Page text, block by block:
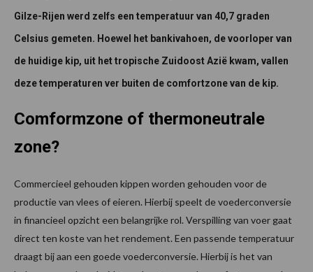
Gilze-Rijen werd zelfs een temperatuur van 40,7 graden
Celsius gemeten. Hoewel het bankivahoen, de voorloper van
de huidige kip, uit het tropische Zuidoost Azië kwam, vallen
deze temperaturen ver buiten de comfortzone van de kip.
Comformzone of thermoneutrale
zone?
Commercieel gehouden kippen worden gehouden voor de
productie van vlees of eieren. Hierbij speelt de voederconversie
in financieel opzicht een belangrijke rol. Verspilling van voer gaat
direct ten koste van het rendement. Een passende temperatuur
draagt bij aan een goede voederconversie. Hierbij is het van